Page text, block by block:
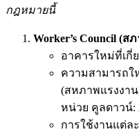
กฎหมายนี้
Worker’s Council (ส
อาคารใหม่ที่เกี่
ความสามารถ
(สหภาพแรงงาน
หน่วย คูลดาวน์:
การใช้งานแต่ล